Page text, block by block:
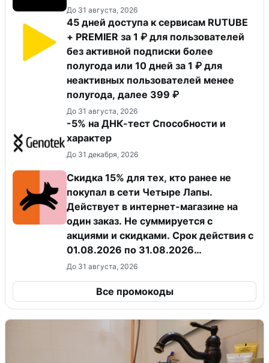
До 31 августа, 2026
45 дней доступа к сервисам RUTUBE
+ PREMIER за 1 ₽ для пользователей
без активной подписки более
полугода или 10 дней за 1 ₽ для
неактивных пользователей менее
полугода, далее 399 ₽
До 31 августа, 2026
-5% на ДНК-тест Способности и
характер
До 31 декабря, 2026
Скидка 15% для тех, кто ранее не
покупал в сети Четыре Лапы.
Действует в интернет-магазине на
один заказ. Не суммируется с
акциями и скидками. Срок действия с
01.08.2026 по 31.08.2026
(включительно).
До 31 августа, 2026
Все промокоды